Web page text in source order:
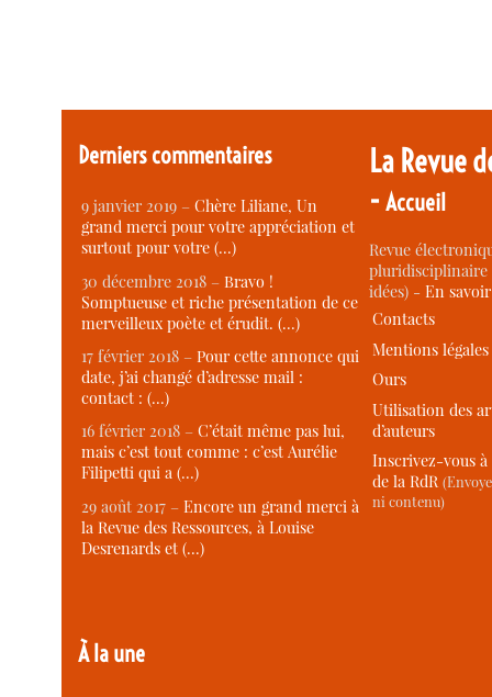
Derniers commentaires
9 janvier 2019 –Chère Liliane, Un
grand merci pour votre appréciation et
surtout pour votre (…)
30 décembre 2018 –Bravo !
Somptueuse et riche présentation de ce
merveilleux poète et érudit. (…)
17 février 2018 –Pour cette annonce qui
date, j’ai changé d’adresse mail :
contact : (…)
16 février 2018 –C’était même pas lui,
mais c’est tout comme : c’est Aurélie
Filipetti qui a (…)
29 août 2017 –Encore un grand merci à
la Revue des Ressources, à Louise
Desrenards et (…)
À la une
La Revue
-Accueil
Revue
idées) -En
Contacts
Mentions légales
Ours
Utilisation des
d’auteurs
Inscrivez-vous
de la RdR
ni contenu)